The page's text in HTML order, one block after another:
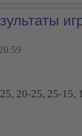
20-25, 25-15,